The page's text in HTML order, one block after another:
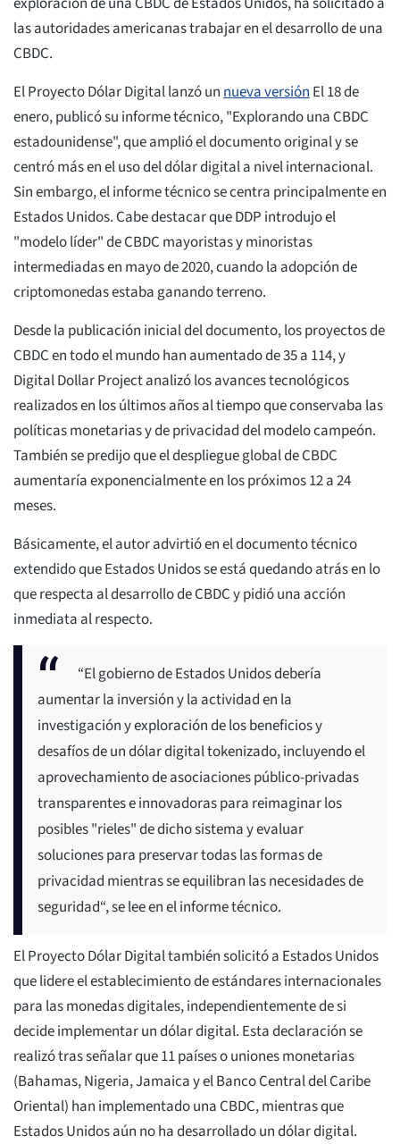
las autoridades americanas trabajar en el desarrollo de una
CBDC.
El Proyecto Dólar Digital lanzó unnueva versiónEl 18 de
enero, publicó su informe técnico, "Explorando una CBDC
estadounidense", que amplió el documento original y se
centró más en el uso del dólar digital a nivel internacional.
Sin embargo, el informe técnico se centra principalmente en
Estados Unidos. Cabe destacar que DDP introdujo el
"modelo líder" de CBDC mayoristas y minoristas
intermediadas en mayo de 2020, cuando la adopción de
criptomonedas estaba ganando terreno.
Desde la publicación inicial del documento, los proyectos de
CBDC en todo el mundo han aumentado de 35 a 114, y
Digital Dollar Project analizó los avances tecnológicos
realizados en los últimos años al tiempo que conservaba las
políticas monetarias y de privacidad del modelo campeón.
También se predijo que el despliegue global de CBDC
aumentaría exponencialmente en los próximos 12 a 24
meses.
Básicamente, el autor advirtió en el documento técnico
extendido que Estados Unidos se está quedando atrás en lo
que respecta al desarrollo de CBDC y pidió una acción
inmediata al respecto.
“El gobierno de Estados Unidos debería
aumentar la inversión y la actividad en la
investigación y exploración de los beneficios y
desafíos de un dólar digital tokenizado, incluyendo el
aprovechamiento de asociaciones público-privadas
transparentes e innovadoras para reimaginar los
posibles "rieles" de dicho sistema y evaluar
soluciones para preservar todas las formas de
privacidad mientras se equilibran las necesidades de
seguridad“, se lee en el informe técnico.
El Proyecto Dólar Digital también solicitó a Estados Unidos
que lidere el establecimiento de estándares internacionales
para las monedas digitales, independientemente de si
decide implementar un dólar digital. Esta declaración se
realizó tras señalar que 11 países o uniones monetarias
(Bahamas, Nigeria, Jamaica y el Banco Central del Caribe
Oriental) han implementado una CBDC, mientras que
Estados Unidos aún no ha desarrollado un dólar digital.